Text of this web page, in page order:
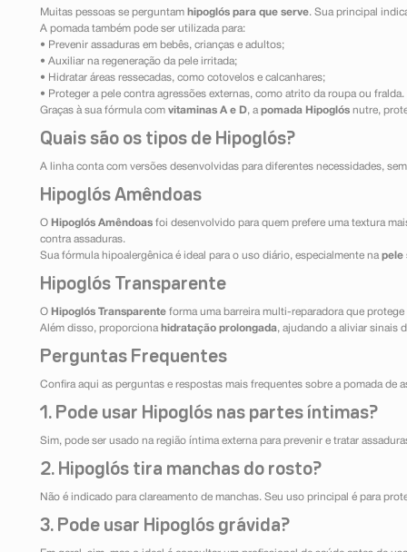
Muitas pessoas se perguntam hipoglós para que serve. Sua principal
A pomada também pode ser utilizada para:
• Prevenir assaduras em bebês, crianças e adultos;
• Auxiliar na regeneração da pele irritada;
• Hidratar áreas ressecadas, como cotovelos e calcanhares;
• Proteger a pele contra agressões externas, como atrito da roupa ou fralda.
Graças à sua fórmula com vitaminas A e D, a pomada Hipoglós nutre,
Quais são os tipos de Hipoglós?
A linha conta com versões desenvolvidas para diferentes necessidades,
Hipoglós Amêndoas
O Hipoglós Amêndoas foi desenvolvido para quem prefere uma textura
contra assaduras.
Sua fórmula hipoalergênica é ideal para o uso diário, especialmente na pele
Hipoglós Transparente
O Hipoglós Transparente forma uma barreira multi-reparadora que
Além disso, proporciona hidratação prolongada, ajudando a aliviar sinais
Perguntas Frequentes
Confira aqui as perguntas e respostas mais frequentes sobre a pomada de
1. Pode usar Hipoglós nas partes íntimas?
Sim, pode ser usado na região íntima externa para prevenir e tratar
2. Hipoglós tira manchas do rosto?
Não é indicado para clareamento de manchas. Seu uso principal é para
3. Pode usar Hipoglós grávida?